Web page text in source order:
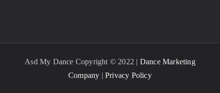
Asd My Dance Copyright © 2022 | Dance Marketing
Company |Privacy Policy